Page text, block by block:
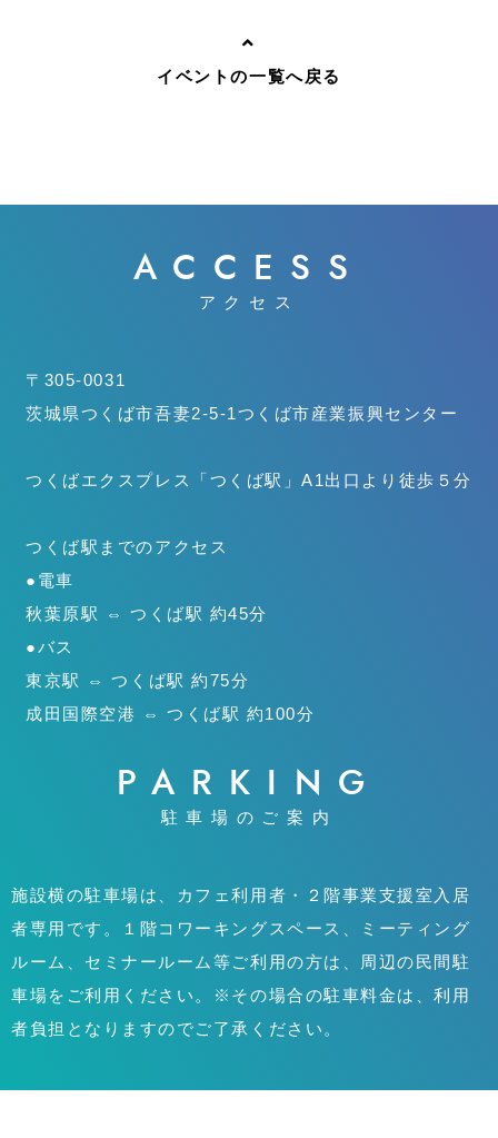
イベントの一覧へ戻る
ACCESS
アクセス
〒305-0031
茨城県つくば市吾妻2-5-1つくば市産業振興センター
つくばエクスプレス「つくば駅」A1出口より徒歩５分
つくば駅までのアクセス
●電車
秋葉原駅 ⇔ つくば駅 約45分
●バス
東京駅 ⇔ つくば駅 約75分
成田国際空港 ⇔ つくば駅 約100分
PARKING
駐車場のご案内
施設横の駐車場は、カフェ利用者・２階事業支援室入居
者専用です。１階コワーキングスペース、ミーティング
ルーム、セミナールーム等ご利用の方は、周辺の民間駐
車場をご利用ください。※その場合の駐車料金は、利用
者負担となりますのでご了承ください。